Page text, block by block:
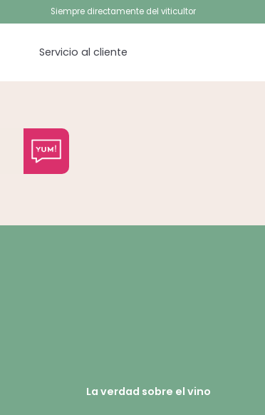
Siempre directamente del viticultor
Servicio al cliente
La verdad sobre el vino